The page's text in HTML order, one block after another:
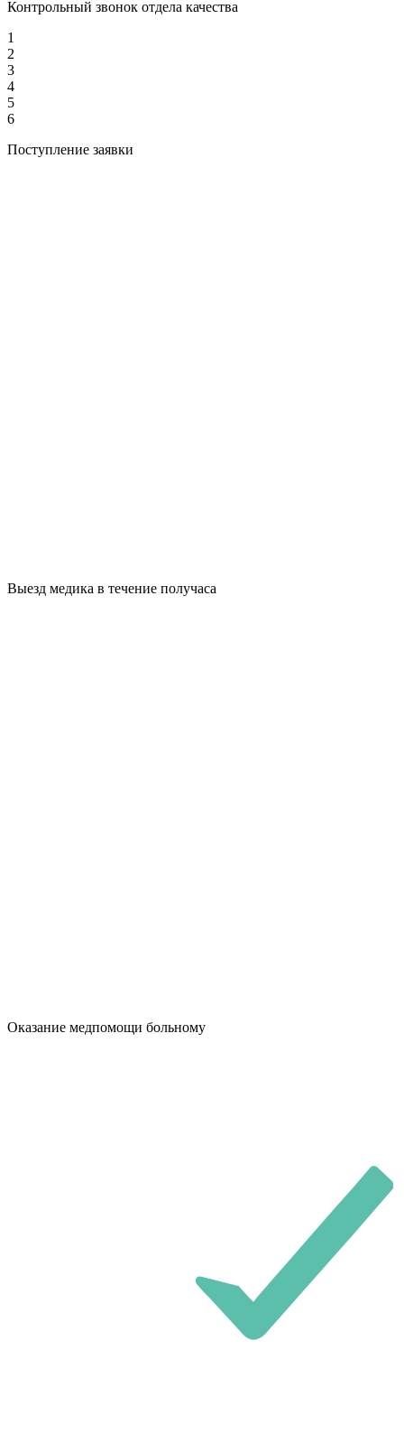
Контрольный звонок отдела качества
1
2
3
4
5
6
Поступление заявки
Выезд медика в течение получаса
Оказание медпомощи больному